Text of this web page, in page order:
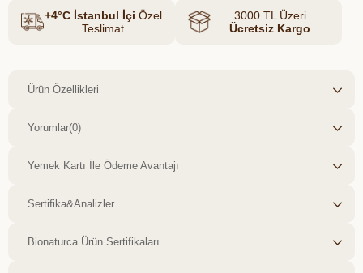
+4°C İstanbul İçi Özel
Teslimat
3000 TL Üzeri
Ücretsiz Kargo
Ürün Özellikleri
Yorumlar(0)
Yemek Kartı İle Ödeme Avantajı
Sertifika&Analizler
Bionaturca Ürün Sertifikaları